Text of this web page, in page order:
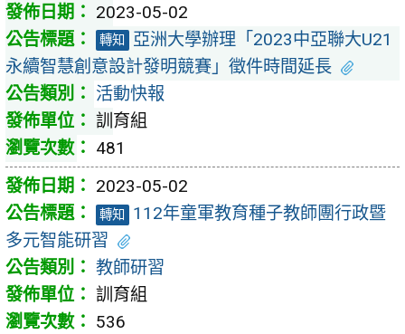
2023-05-02
轉知
亞洲大學辦理「2023中亞聯大U21
永續智慧創意設計發明競賽」徵件時間延長
活動快報
訓育組
481
2023-05-02
轉知
112年童軍教育種子教師團行政暨
多元智能研習
教師研習
訓育組
536